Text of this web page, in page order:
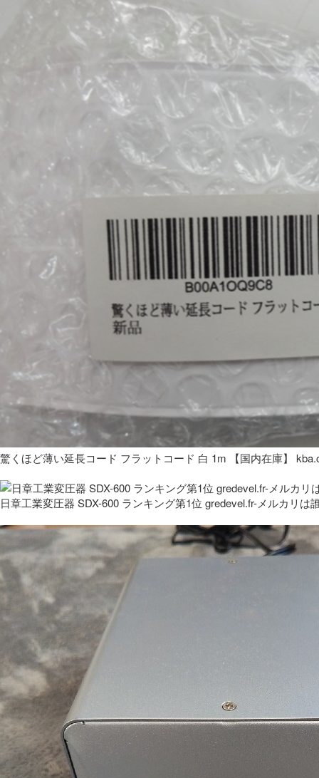
驚くほど薄い延長コード フラットコード 白 1m 【国内在庫】
日章工業変圧器 SDX-600 ランキング第1位 gredevel.fr-メルカリは